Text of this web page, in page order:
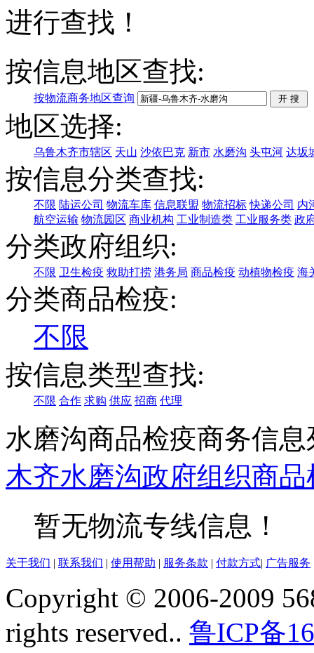
进行查找！
按信息地区查找:
按物流商务地区查询
地区选择:
乌鲁木齐市辖区 天山 沙依巴克 新市 水磨沟 头屯河 达坂
按信息分类查找:
不限 陆运公司 物流车库 信息联盟 物流招标 快递公司 内
航空运输 物流园区 商业机构 工业制造类 工业服务类 政
分类政府组织:
不限 卫生检疫 救助打捞 港务局 商品检疫 动植物检疫 海
分类商品检疫:
不限
按信息类型查找:
不限 合作 求购 供应 招商 代理
水磨沟商品检疫商务信息
木齐水磨沟政府组织商品
暂无物流专线信息！
关于我们 | 联系我们 | 使用帮助 | 服务条款 | 付款方式| 广告服务
Copyright © 2006-2009
rights reserved.. 鲁ICP备